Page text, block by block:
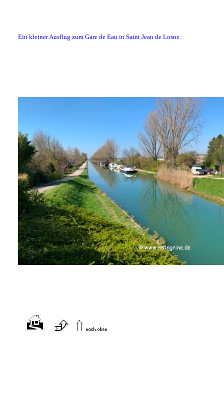
Ein kleiner Ausflug zum Gare de Eau in Saint Jean de Losne.